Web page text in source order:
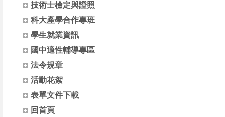
技術士檢定與證照
科大產學合作專班
學生就業資訊
國中適性輔導專區
法令規章
活動花絮
表單文件下載
回首頁